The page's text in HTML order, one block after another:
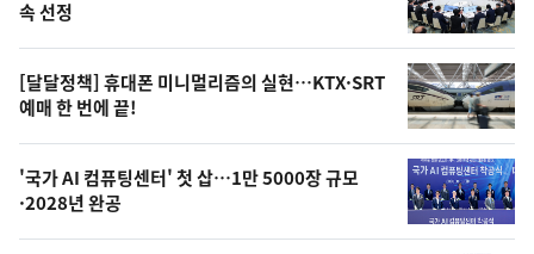
의
영
상
오
속 선정
[달달정책] 휴대폰 미니멀리즘의 실현…KTX·SRT
예매 한 번에 끝!
'국가 AI 컴퓨팅센터' 첫 삽…1만 5000장 규모
·2028년 완공